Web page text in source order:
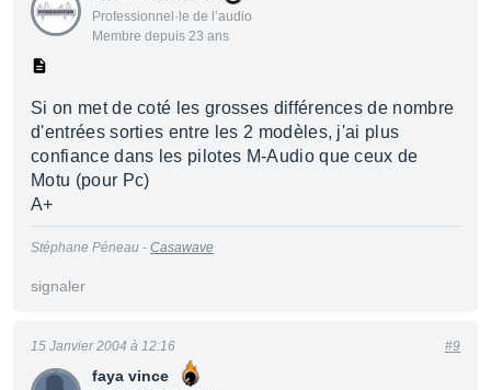
Professionnel·le de l’audio
Membre depuis 23 ans
Si on met de coté les grosses différences de nombre
d'entrées sorties entre les 2 modèles, j'ai plus
confiance dans les pilotes M-Audio que ceux de
Motu (pour Pc)
A+
Stéphane Péneau - Casawave
signaler
faya vince
15 Janvier 2004 à 12:16 #9